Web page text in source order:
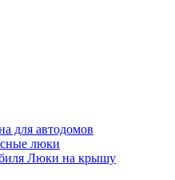
для автодомов
люки
Люки на крышу